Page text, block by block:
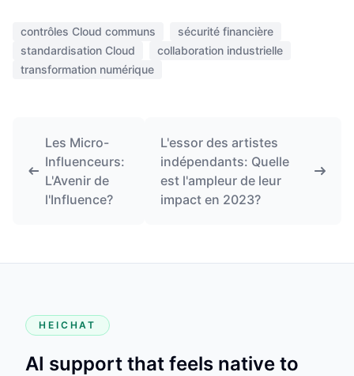
contrôles Cloud communs
sécurité financière
standardisation Cloud
collaboration industrielle
transformation numérique
Les Micro-
Influenceurs:
L'Avenir de
l'Influence?
L'essor des artistes
indépendants: Quelle
est l'ampleur de leur
impact en 2023?
HEICHAT
AI support that feels native to